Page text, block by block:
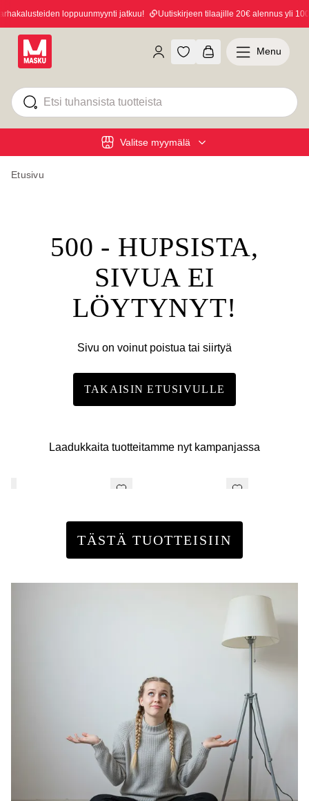
loppuunmyynti jatkuu! Uutiskirjeen tilaajille 20€ alennus yli
Valitse myymälä
Menu
Etusivu
500 - HUPSISTA,
SIVUA EI
LÖYTYNYT!
Sivu on voinut poistua tai siirtyä
TAKAISIN ETUSIVULLE
Laadukkaita tuotteitamme nyt kampanjassa
TÄSTÄ TUOTTEISIIN